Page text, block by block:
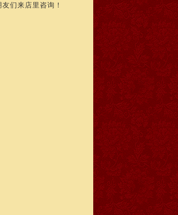
们来店里咨询！